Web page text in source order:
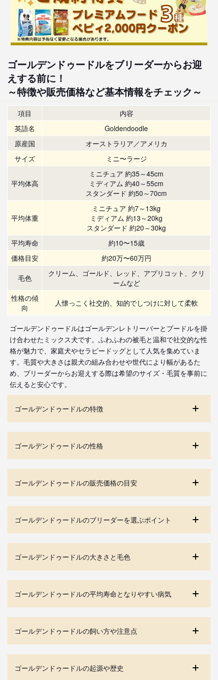
ゴールデンドゥードルをブリーダーからお迎
えする前に！
～特徴や販売価格など基本情報をチェック～
項目
内容
英語名
Goldendoodle
原産国
オーストラリア／アメリカ
サイズ
ミニ〜ラージ
平均体高
ミニチュア 約35～45cm
ミディアム 約40～55cm
スタンダード 約50～70cm
平均体重
ミニチュア 約7～13kg
ミディアム 約13～20kg
スタンダード 約20～30kg
平均寿命
約10〜15歳
価格目安
約20万〜60万円
毛色
クリーム、ゴールド、レッド、アプリコット、クリ
ームなど
性格の傾
向
人懐っこく社交的、知的でしつけに対して柔軟
ゴールデンドゥードルはゴールデンレトリーバーとプードルを掛
け合わせたミックス犬です。ふわふわの被毛と温和で社交的な性
格が魅力で、家庭犬やセラピードッグとして人気を集めていま
す。毛質や大きさは親犬の組み合わせや世代により幅があるた
め、ブリーダーからお迎えする際は希望のサイズ・毛質を事前に
伝えると安心です。
ゴールデンドゥードルの特徴
ゴールデンドゥードルの性格
ゴールデンドゥードルの販売価格の目安
ゴールデンドゥードルのブリーダーを選ぶポイント
ゴールデンドゥードルの大きさと毛色
ゴールデンドゥードルの平均寿命となりやすい病気
ゴールデンドゥードルの飼い方や注意点
ゴールデンドゥードルの起源や歴史